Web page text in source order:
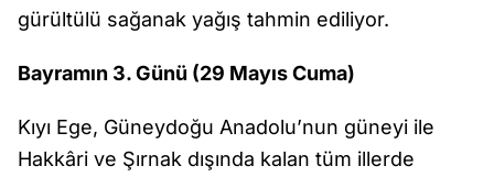
gürültülü sağanak yağış tahmin ediliyor.
Bayramın 3. Günü (29 Mayıs Cuma)
Kıyı Ege, Güneydoğu Anadolu’nun güneyi ile
Hakkâri ve Şırnak dışında kalan tüm illerde